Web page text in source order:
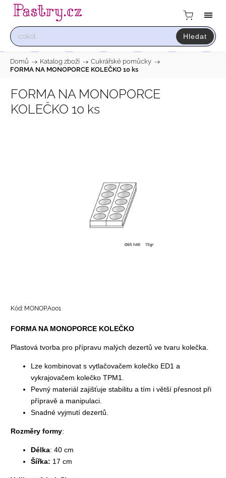
Hledat
Domů / Katalog zboží / Cukrářské pomůcky /
FORMA NA MONOPORCE KOLEČKO 10 ks
FORMA NA MONOPORCE
KOLEČKO 10 ks
Kód: MONOP.A001
FORMA NA MONOPORCE KOLEČKO
Plastová tvorba pro přípravu malých dezertů ve tvaru kolečka.
Lze kombinovat s vytlačovačem kolečko ED1 a
vykrajovačem kolečko TPM1.
Pevný materiál zajišťuje stabilitu a tím i větší přesnost při
přípravě a manipulaci.
Snadné vyjmutí dezertů.
Rozměry formy:
Délka: 40 cm
Šířka: 17 cm